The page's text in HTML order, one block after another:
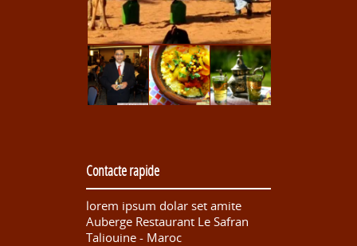
Contacte rapide
lorem ipsum dolar set amite
Auberge Restaurant Le Safran
Taliouine - Maroc